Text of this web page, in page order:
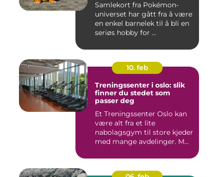
Samlekort fra Pokémon-
universet har gått fra å være
en enkel barnelek til å bli en
seriøs hobby for ...
10. feb
Treningssenter i oslo: slik
finner du stedet som
passer deg
Et Treningssenter Oslo kan
være alt fra et lite
nabolagsgym til store kjeder
med mange avdelinger. M...